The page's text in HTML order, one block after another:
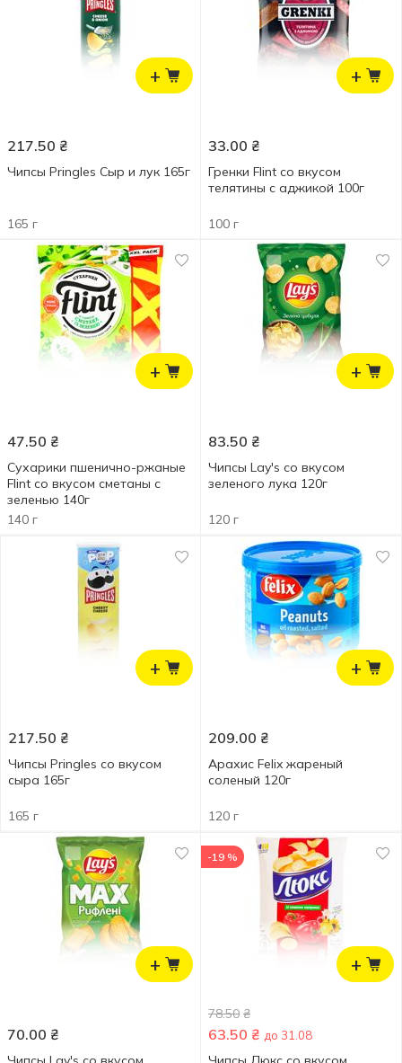
+
217.50 ₴
Чипсы Pringles Сыр и лук 165г
165 г
+
33.00 ₴
Гренки Flint со вкусом
телятины с аджикой 100г
100 г
+
47.50 ₴
Сухарики пшенично-ржаные
Flint со вкусом сметаны с
зеленью 140г
140 г
+
83.50 ₴
Чипсы Lay's со вкусом
зеленого лука 120г
120 г
+
217.50 ₴
Чипсы Pringles со вкусом
сыра 165г
165 г
+
209.00 ₴
Арахис Felix жареный
соленый 120г
120 г
+
70.00 ₴
+
-19 %
78.50 ₴
63.50 ₴ до 31.08